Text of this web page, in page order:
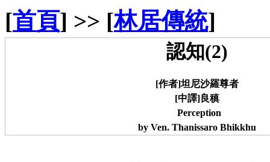
[首頁] >> [林居傳統]
認知(2)
[作者]坦尼沙羅尊者
[中譯]良稹
Perception
by Ven. Thanissaro Bhikkhu